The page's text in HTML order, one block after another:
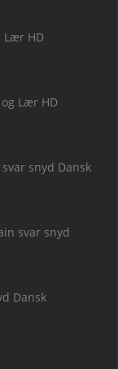
Lær HD
og Lær HD
snyd Dansk
svar snyd
Dansk